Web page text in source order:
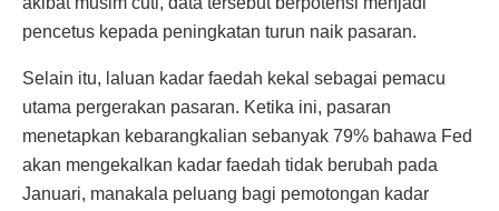
pencetus kepada peningkatan turun naik pasaran.
Selain itu, laluan kadar faedah kekal sebagai pemacu
utama pergerakan pasaran. Ketika ini, pasaran
menetapkan kebarangkalian sebanyak 79% bahawa Fed
akan mengekalkan kadar faedah tidak berubah pada
Januari, manakala peluang bagi pemotongan kadar